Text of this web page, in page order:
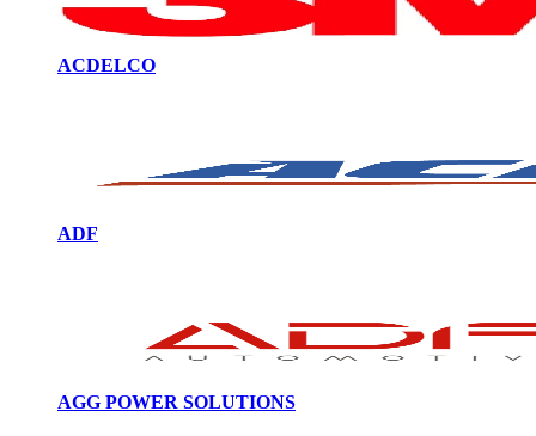
ACDELCO
ADF
AGG POWER SOLUTIONS